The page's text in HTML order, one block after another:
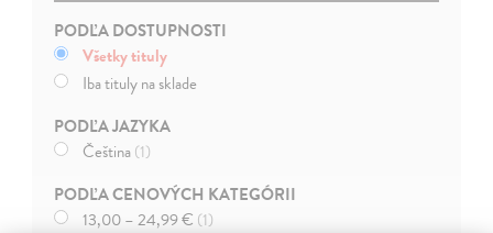
PODĽA DOSTUPNOSTI
Všetky tituly
Iba tituly na sklade
PODĽA JAZYKA
Čeština(1)
PODĽA CENOVÝCH KATEGÓRII
13,00 – 24,99 € (1)